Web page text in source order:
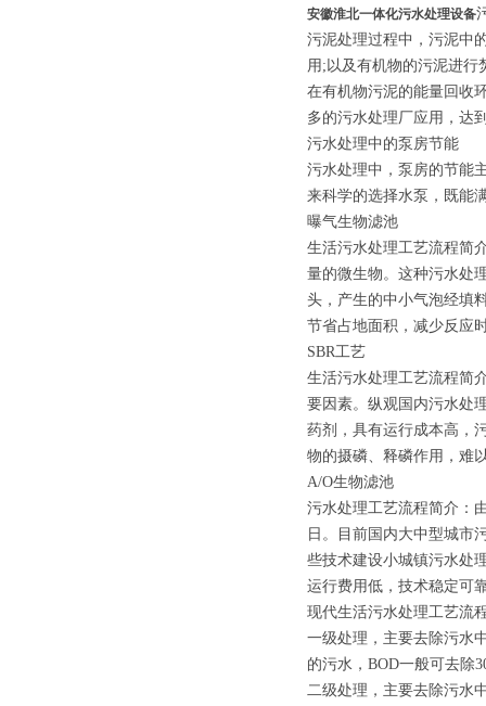
安徽淮北一体化污水处理设备
污泥处理过程中，污泥中
用;以及有机物的污泥进行
在有机物污泥的能量回收
多的污水处理厂应用，达
污水处理中的泵房节能
污水处理中，泵房的节能
来科学的选择水泵，既能
曝气生物滤池
生活污水处理工艺流程简
量的微生物。这种污水处
头，产生的中小气泡经填
节省占地面积，减少反应
SBR工艺
生活污水处理工艺流程简
要因素。纵观国内污水处
药剂，具有运行成本高，
物的摄磷、释磷作用，难
A/O生物滤池
污水处理工艺流程简介：
日。目前国内大中型城市
些技术建设小城镇污水处
运行费用低，技术稳定可
现代生活污水处理工艺流
一级处理，主要去除污水
的污水，BOD一般可去除
二级处理，主要去除污水